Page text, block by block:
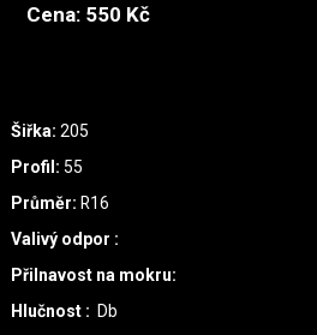
Šiřka: 205
Profil: 55
Průměr: R16
Valivý odpor :
Přilnavost na mokru:
Hlučnost : Db
Cena: 550 Kč